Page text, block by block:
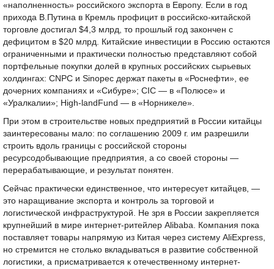
«наполненность» российского экспорта в Европу. Если в год
прихода В.Путина в Кремль профицит в российско-китайской
торговле достигал $4,3 млрд, то прошлый год закончен с
дефицитом в $20 млрд. Китайские инвестиции в Россию остаются
ограниченными и практически полностью представляют собой
портфельные покупки долей в крупных российских сырьевых
холдингах: CNPC и Sinopec держат пакеты в «Роснефти», ее
дочерних компаниях и «Сибуре»; CIC — в «Полюсе» и
«Уралкалии»; High-landFund — в «Норникеле».
При этом в строительстве новых предприятий в России китайцы
заинтересованы мало: по соглашению 2009 г. им разрешили
строить вдоль границы с российской стороны
ресурсодобывающие предприятия, а со своей стороны —
перерабатывающие, и результат понятен.
Сейчас практически единственное, что интересует китайцев, —
это наращивание экспорта и контроль за торговой и
логистической инфраструктурой. Не зря в России закрепляется
крупнейший в мире интернет-ритейлер Alibaba. Компания пока
поставляет товары напрямую из Китая через систему AliExpress,
но стремится не столько вкладываться в развитие собственной
логистики, а присматривается к отечественному интернет-